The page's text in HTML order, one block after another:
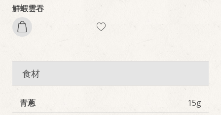
鮮蝦雲吞
食材
青蔥 15g